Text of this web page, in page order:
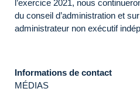
l’exercice 2021, nous
du conseil d’administration et
administrateur non exécutif
Informations de contact
MÉDIAS